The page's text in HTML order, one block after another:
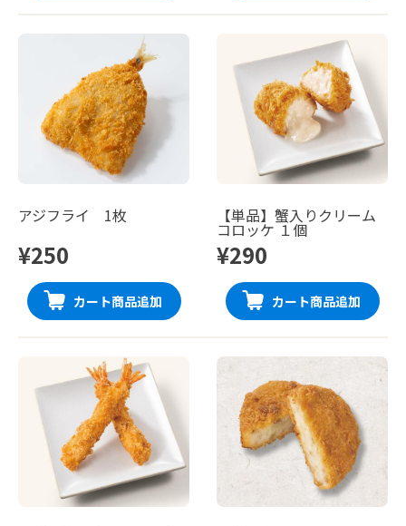
アジフライ 1枚
¥250
カート商品追加
【単品】蟹入りクリーム
コロッケ １個
¥290
カート商品追加